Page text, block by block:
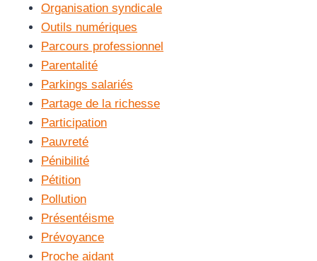
Organisation syndicale
Outils numériques
Parcours professionnel
Parentalité
Parkings salariés
Partage de la richesse
Participation
Pauvreté
Pénibilité
Pétition
Pollution
Présentéisme
Prévoyance
Proche aidant